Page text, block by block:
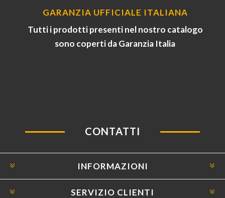
GARANZIA UFFICIALE ITALIANA
Tutti i prodotti presenti nel nostro catalogo
sono coperti da Garanzia Italia
CONTATTI
INFORMAZIONI
SERVIZIO CLIENTI